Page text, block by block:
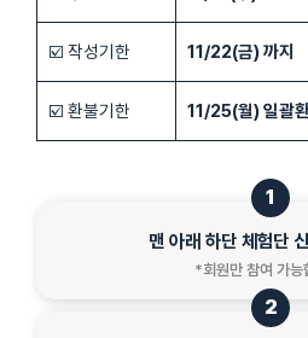
☑️ 작성기한 11/22(금) 까지
☑️ 환불기한 11/25(월) 일괄
1
맨 아래 하단 체험단
*회원만 참여 가능
2